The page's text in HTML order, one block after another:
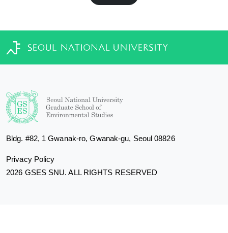
Bldg. #82, 1 Gwanak-ro, Gwanak-gu, Seoul 08826
Privacy Policy
2026 GSES SNU. ALL RIGHTS RESERVED